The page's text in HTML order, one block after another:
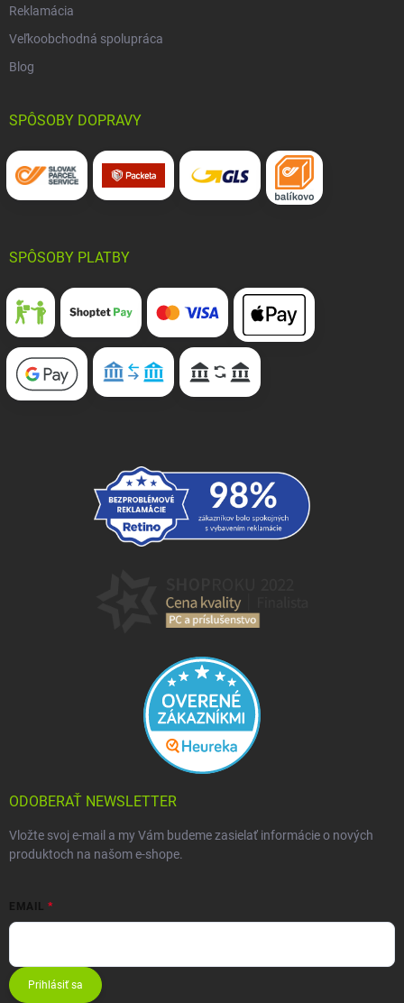
Reklamácia
Veľkoobchodná spolupráca
Blog
SPÔSOBY DOPRAVY
SPÔSOBY PLATBY
ODOBERAŤ NEWSLETTER
Vložte svoj e-mail a my Vám budeme zasielať informácie o nových
produktoch na našom e-shope.
EMAIL
Prihlásiť sa